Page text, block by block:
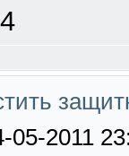
05-2011